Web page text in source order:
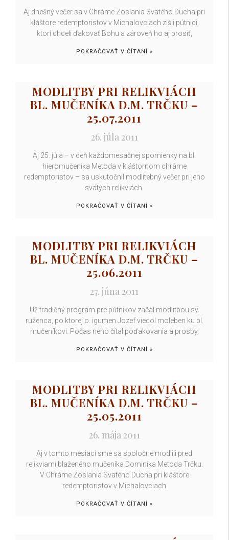
Aj dnešný večer sa v Chráme Zoslania Svätého Ducha pri
kláštore redemptoristov v Michalovciach zišli pútnici,
ktorí chceli ďakovať Bohu a zároveň ho aj prosiť,
POKRAČOVAŤ V ČÍTANÍ »
MODLITBY PRI RELIKVIÁCH
BL. MUČENÍKA D.M. TRČKU –
25.07.2011
26. júla 2011
Aj 25. júla – v deň každomesačnej spomienky na bl.
hieromučeníka Metoda v kláštornom chráme
redemptoristov – sa uskutočnil modlitebný večer pri jeho
svätých relikviách.
POKRAČOVAŤ V ČÍTANÍ »
MODLITBY PRI RELIKVIÁCH
BL. MUČENÍKA D.M. TRČKU –
25.06.2011
27. júna 2011
Už tradičný program pre pútnikov začal modlitbou sv.
ruženca, po ktorej o. igumen Jozef viedol moleben ku bl.
mučeníkovi. Počas neho čítal poďakovania a prosby,
POKRAČOVAŤ V ČÍTANÍ »
MODLITBY PRI RELIKVIÁCH
BL. MUČENÍKA D.M. TRČKU –
25.05.2011
26. mája 2011
Aj v tomto mesiaci sme sa spoločne modlili pred
relikviami blaženého mučeníka Dominika Metoda Trčku.
V Chráme Zoslania Svätého Ducha pri kláštore
redemptoristov v Michalovciach
POKRAČOVAŤ V ČÍTANÍ »